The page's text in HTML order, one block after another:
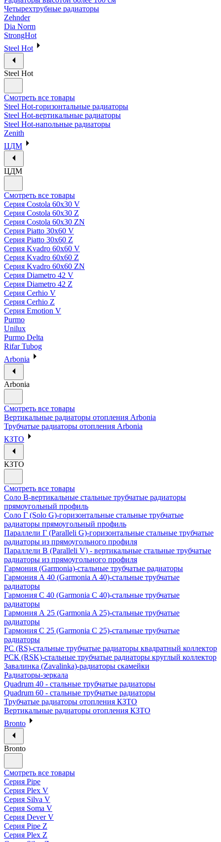
Четырехтрубные радиаторы
Zehnder
Dia Norm
StrongHot
Steel Hot
Steel Hot
Смотреть все товары
Steel Hot-горизонтальные радиаторы
Steel Hot-вертикальные радиаторы
Steel Hot-напольные радиаторы
Zenith
ЦДМ
ЦДМ
Смотреть все товары
Серия Costola 60х30 V
Серия Costola 60х30 Z
Серия Costola 60х30 ZN
Серия Piatto 30х60 V
Серия Piatto 30х60 Z
Серия Kvadro 60х60 V
Серия Kvadro 60х60 Z
Серия Kvadro 60х60 ZN
Серия Diametro 42 V
Серия Diametro 42 Z
Серия Cerhio V
Серия Cerhio Z
Серия Emotion V
Purmo
Unilux
Purmo Delta
Rifar Tubog
Arbonia
Arbonia
Смотреть все товары
Вертикальные радиаторы отопления Arbonia
Трубчатые радиаторы отопления Arbonia
КЗТО
КЗТО
Смотреть все товары
Соло В-вертикальные стальные трубчатые радиаторы
прямоугольный профиль
Соло Г (Solo G)-горизонтальные стальные трубчатые
радиаторы прямоугольный профиль
Параллели Г (Paralleli G)-горизонтальные стальные трубчатые
радиаторы из прямоугольного профиля
Параллели В (Paralleli V) - вертикальные стальные трубчатые
радиаторы из прямоугольного профиля
Гармония (Garmonia)-стальные трубчатые радиаторы
Гармония А 40 (Garmonia A 40)-стальные трубчатые
радиаторы
Гармония С 40 (Garmonia C 40)-стальные трубчатые
радиаторы
Гармония А 25 (Garmonia A 25)-стальные трубчатые
радиаторы
Гармония С 25 (Garmonia C 25)-стальные трубчатые
радиаторы
РС (RS)-стальные трубчатые радиаторы квадратный коллектор
РСК (RSK)-стальные трубчатые радиаторы круглый коллектор
Завалинка (Zavalinka)-радиаторы скамейки
Радиаторы-зеркала
Quadrum 40 - стальные трубчатые радиаторы
Quadrum 60 - стальные трубчатые радиаторы
Трубчатые радиаторы отопления КЗТО
Вертикальные радиаторы отопления КЗТО
Bronto
Bronto
Смотреть все товары
Серия Pipe
Серия Plex V
Серия Silva V
Серия Soma V
Серия Dever V
Серия Pipe Z
Серия Plex Z